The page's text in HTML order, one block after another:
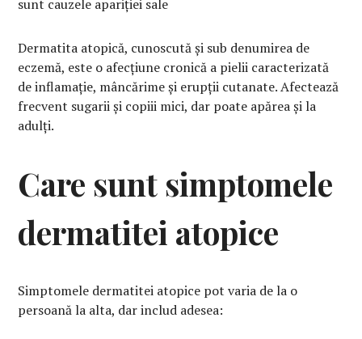
sunt cauzele apariției sale
Dermatita atopică, cunoscută și sub denumirea de
eczemă, este o afecțiune cronică a pielii caracterizată
de inflamație, mâncărime și erupții cutanate. Afectează
frecvent sugarii și copiii mici, dar poate apărea și la
adulți.
Care sunt simptomele
dermatitei atopice
Simptomele dermatitei atopice pot varia de la o
persoană la alta, dar includ adesea: